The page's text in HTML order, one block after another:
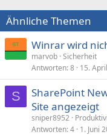
Ähnliche Themen
Winrar wird
marvob Sicherheit
Antworten 8 15.
S
SharePoint
Site angezeigt
sniper8952
Antworten 4 1. Juni